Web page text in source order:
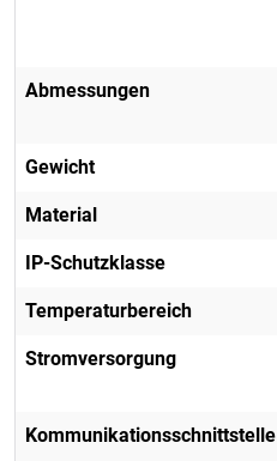
Abmessungen
Gewicht
Material
IP-Schutzklasse
Temperaturbereich
Stromversorgung
Kommunikationsschnittstelle